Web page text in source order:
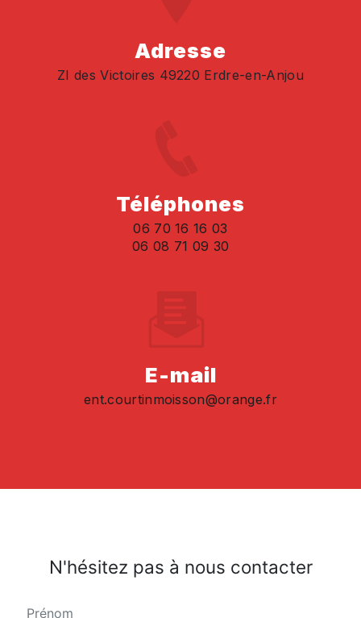
Adresse
ZI des Victoires 49220 Erdre-en-Anjou
Téléphones
06 70 16 16 03
06 08 71 09 30
E-mail
ent.courtinmoisson@orange.fr
N'hésitez pas à nous contacter